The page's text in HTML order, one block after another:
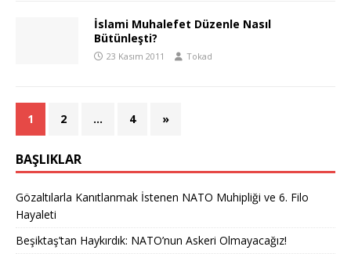
İslami Muhalefet Düzenle Nasıl
Bütünleşti?
23 Kasım 2011 Tokad
1 2 … 4 »
BAŞLIKLAR
Gözaltılarla Kanıtlanmak İstenen NATO Muhipliği ve 6. Filo
Hayaleti
Beşiktaş’tan Haykırdık: NATO’nun Askeri Olmayacağız!